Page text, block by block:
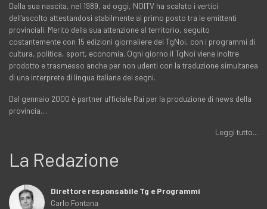
Dalla sua nascita, nel 1989, ad oggi, NOITV ha scalato i vertici
dell'ascolto attestandosi stabilmente al primo posto tra le emittenti
provinciali. Merito della sua attenzione al territorio, seguito
costantemente con 15 edizioni giornaliere del TgNoi, con i programmi di
cultura, politica, sport, economia. Ogni giorno il TgNoi viene inoltre
prodotto e trasmesso anche per non udenti con la traduzione simultanea
di una interprete di lingua italiana dei segni.
Dal gennaio 2000 è partner ufficiale Rai per la produzione di news della
provincia…
Leggi tutto...
La Redazione
Direttore responsabile Tg e Programmi
Carlo Fontana